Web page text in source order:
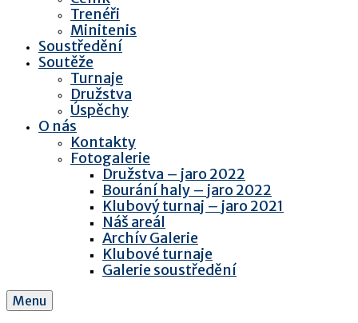
Trenéři
Minitenis
Soustředění
Soutěže
Turnaje
Družstva
Úspěchy
O nás
Kontakty
Fotogalerie
Družstva – jaro 2022
Bourání haly – jaro 2022
Klubový turnaj – jaro 2021
Náš areál
Archív Galerie
Klubové turnaje
Galerie soustředění
Menu